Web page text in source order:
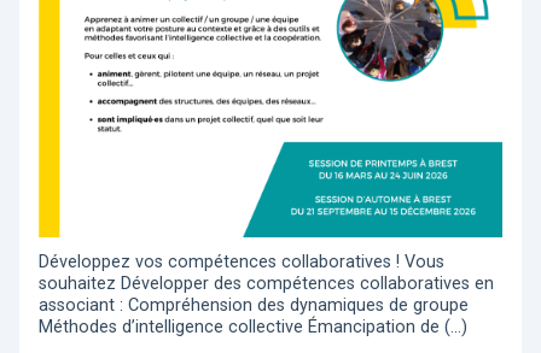
Développez vos compétences collaboratives ! Vous
souhaitez Développer des compétences collaboratives en
associant : Compréhension des dynamiques de groupe
Méthodes d’intelligence collective Émancipation de (…)